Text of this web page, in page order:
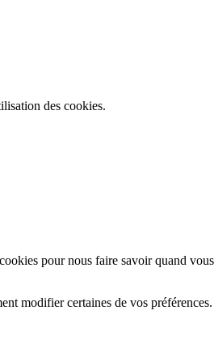
des cookies.
pour nous faire savoir quand
modifier certaines de vos